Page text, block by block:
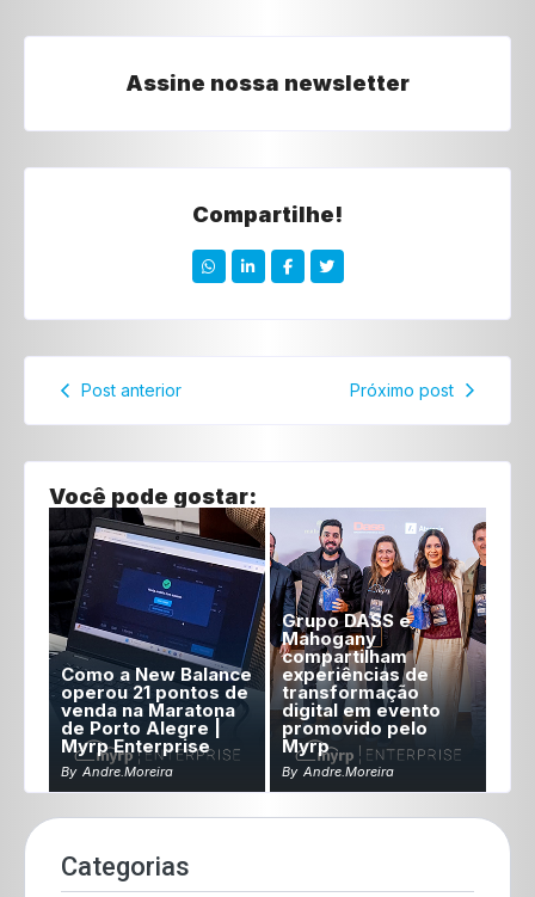
Assine nossa newsletter
Compartilhe!
Post anterior Próximo post
Você pode gostar:
Como a New Balance
operou 21 pontos de
venda na Maratona
de Porto Alegre |
Myrp Enterprise
By Andre.moreira
Grupo DASS e
Mahogany
compartilham
experiências de
transformação
digital em evento
promovido pelo
Myrp
By Andre.moreira
Categorias